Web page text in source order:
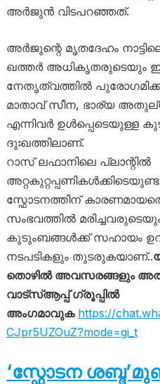
അർജുൻ വിടപറഞ്ഞത്.
അർജുന്റെ മൃതദേഹം
ഖത്തർ അധികൃതരുടെയും
നേതൃത്വത്തിൽ
മാതാവ് സീന, ഭാര്യ
എന്നിവർ ഉൾപ്പെടെയുള്ള
ദുഃഖത്തിലാണ്.
റാസ് ലഫാനിലെ പ്ലാന്റിൽ
സ്ഫോടനത്തിന്
സംഭവത്തിൽ
കുടുംബങ്ങൾക്ക് സഹായം
നടപടികളും തുടരുകയാണ്..
തൊഴിൽ അവസരങ്ങളും
വാട്സ്ആപ്പ് ഗ്രൂപ്പിൽ
അംഗമാവുക https://
CJpr5UZOuZ?mode=gi_t
‘സ്ഫോടന